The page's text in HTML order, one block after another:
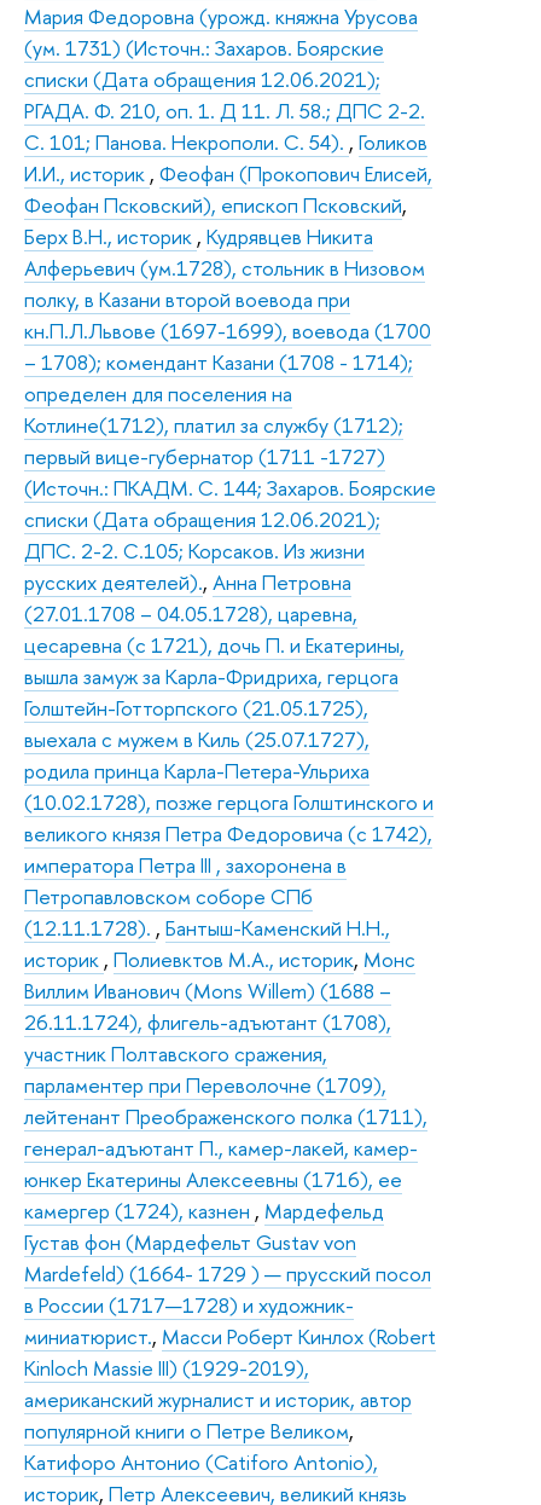
Мария Федоровна (урожд. княжна Урусова
(ум. 1731) (Источн.: Захаров. Боярские
списки (Дата обращения 12.06.2021);
РГАДА. Ф. 210, оп. 1. Д 11. Л. 58.; ДПС 2-2.
С. 101; Панова. Некрополи. С. 54). , Голиков
И.И., историк , Феофан (Прокопович Елисей,
Феофан Псковский), епископ Псковский,
Берх В.Н., историк , Кудрявцев Никита
Алферьевич (ум.1728), стольник в Низовом
полку, в Казани второй воевода при
кн.П.Л.Львове (1697-1699), воевода (1700
– 1708); комендант Казани (1708 - 1714);
определен для поселения на
Котлине(1712), платил за службу (1712);
первый вице-губернатор (1711 -1727)
(Источн.: ПКАДМ. С. 144; Захаров. Боярские
списки (Дата обращения 12.06.2021);
ДПС. 2-2. С.105; Корсаков. Из жизни
русских деятелей)., Анна Петровна
(27.01.1708 – 04.05.1728), царевна,
цесаревна (с 1721), дочь П. и Екатерины,
вышла замуж за Карла-Фридриха, герцога
Голштейн-Готторпского (21.05.1725),
выехала с мужем в Киль (25.07.1727),
родила принца Карла-Петера-Ульриха
(10.02.1728), позже герцога Голштинского и
великого князя Петра Федоровича (с 1742),
императора Петра III , захоронена в
Петропавловском соборе СПб
(12.11.1728). , Бантыш-Каменский Н.Н.,
историк , Полиевктов М.А., историк, Монс
Виллим Иванович (Mons Willem) (1688 –
26.11.1724), флигель-адъютант (1708),
участник Полтавского сражения,
парламентер при Переволочне (1709),
лейтенант Преображенского полка (1711),
генерал-адъютант П., камер-лакей, камер-
юнкер Екатерины Алексеевны (1716), ее
камергер (1724), казнен , Мардефельд
Густав фон (Мардефельт Gustav von
Mardefeld) (1664- 1729 ) — прусский посол
в России (1717—1728) и художник-
миниатюрист., Масси Роберт Кинлох (Robert
Kinloch Massie III) (1929-2019),
американский журналист и историк, автор
популярной книги о Петре Великом,
Катифоро Антонио (Catiforo Antonio),
историк, Петр Алексеевич, великий князь